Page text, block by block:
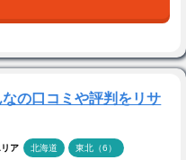
の口コミや評判をリサ
リア 北海道 東北（6）